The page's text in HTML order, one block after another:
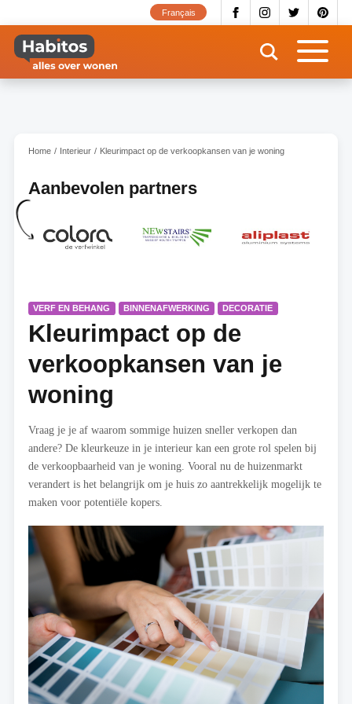
naar
inhoud
gaan
Français
Home Interieur Kleurimpact op de verkoopkansen van je woning
Aanbevolen partners
VERF EN BEHANG BINNENAFWERKING DECORATIE
Kleurimpact op de
verkoopkansen van je
woning
Vraag je je af waarom sommige huizen sneller verkopen dan
andere? De kleurkeuze in je interieur kan een grote rol spelen bij
de verkoopbaarheid van je woning. Vooral nu de huizenmarkt
verandert is het belangrijk om je huis zo aantrekkelijk mogelijk te
maken voor potentiële kopers.